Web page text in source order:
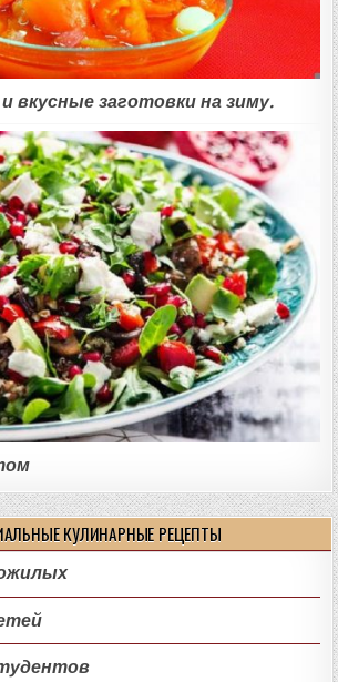
вкусные заготовки на зиму.
КУЛИНАРНЫЕ РЕЦЕПТЫ